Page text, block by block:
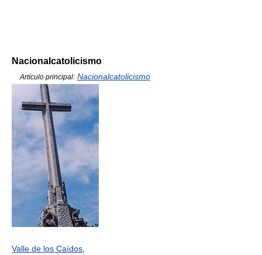
Nacionalcatolicismo
Artículo principal: Nacionalcatolicismo
Valle de los Caídos